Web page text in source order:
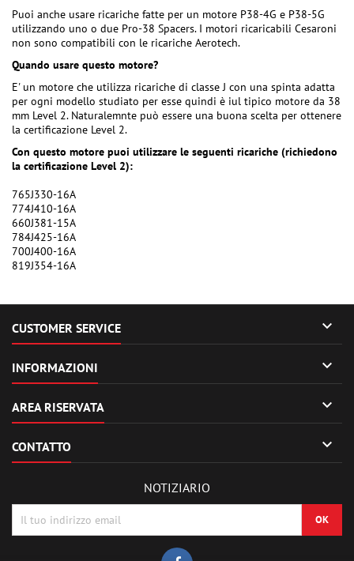
Puoi anche usare ricariche fatte per un motore P38-4G e P38-5G
utilizzando uno o due Pro-38 Spacers. I motori ricaricabili Cesaroni
non sono compatibili con le ricariche Aerotech.
Quando usare questo motore?
E' un motore che utilizza ricariche di classe J con una spinta adatta
per ogni modello studiato per esse quindi è iul tipico motore da 38
mm Level 2. Naturalemnte può essere una buona scelta per ottenere
la certificazione Level 2.
Con questo motore puoi utilizzare le seguenti ricariche (richiedono
la certificazione Level 2):
765J330-16A
774J410-16A
660J381-15A
784J425-16A
700J400-16A
819J354-16A
CUSTOMER SERVICE 
INFORMAZIONI 
AREA RISERVATA 
CONTATTO 
NOTIZIARIO